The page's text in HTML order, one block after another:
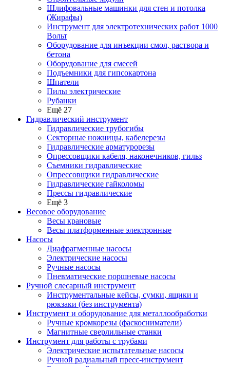
Шлифовальные машинки для стен и потолка
(Жирафы)
Инструмент для электротехнических работ 1000
Вольт
Оборудование для инъекции смол, раствора и
бетона
Оборудование для смесей
Подъемники для гипсокартона
Шпатели
Пилы электрические
Рубанки
Ещё 27
Гидравлический инструмент
Гидравлические трубогибы
Секторные ножницы, кабелерезы
Гидравлические арматурорезы
Опрессовщики кабеля, наконечников, гильз
Съемники гидравлические
Опрессовщики гидравлические
Гидравлические гайколомы
Прессы гидравлические
Ещё 3
Весовое оборудование
Весы крановые
Весы платформенные электронные
Насосы
Диафрагменные насосы
Электрические насосы
Ручные насосы
Пневматические поршневые насосы
Ручной слесарный инструмент
Инструментальные кейсы, сумки, ящики и
рюкзаки (без инструмента)
Инструмент и оборудование для металлообработки
Ручные кромкорезы (фаскосниматели)
Магнитные сверлильные станки
Инструмент для работы с трубами
Электрические испытательные насосы
Ручной радиальный пресс-инструмент